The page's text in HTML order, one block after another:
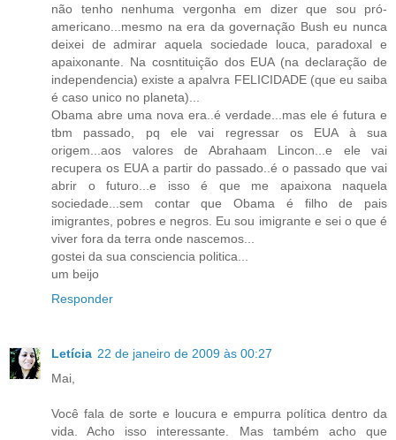
não tenho nenhuma vergonha em dizer que sou pró-
americano...mesmo na era da governação Bush eu nunca
deixei de admirar aquela sociedade louca, paradoxal e
apaixonante. Na cosntituição dos EUA (na declaração de
independencia) existe a apalvra FELICIDADE (que eu saiba
é caso unico no planeta)...
Obama abre uma nova era..é verdade...mas ele é futura e
tbm passado, pq ele vai regressar os EUA à sua
origem...aos valores de Abrahaam Lincon...e ele vai
recupera os EUA a partir do passado..é o passado que vai
abrir o futuro...e isso é que me apaixona naquela
sociedade...sem contar que Obama é filho de pais
imigrantes, pobres e negros. Eu sou imigrante e sei o que é
viver fora da terra onde nascemos...
gostei da sua consciencia politica...
um beijo
Responder
Letícia 22 de janeiro de 2009 às 00:27
Mai,
Você fala de sorte e loucura e empurra política dentro da
vida. Acho isso interessante. Mas também acho que